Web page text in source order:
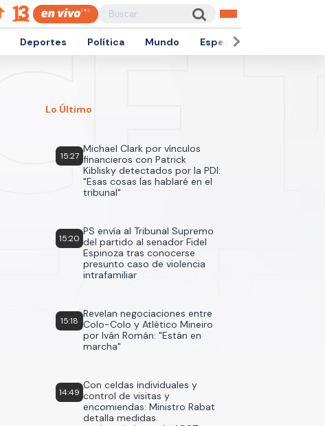
Deportes Política Mundo Espectáculos
Lo Último
15:27
Michael Clark por vínculos
financieros con Patrick
Kiblisky detectados por la PDI:
"Esas cosas las hablaré en el
tribunal"
15:20
PS envía al Tribunal Supremo
del partido al senador Fidel
Espinoza tras conocerse
presunto caso de violencia
intrafamiliar
15:18
Revelan negociaciones entre
Colo-Colo y Atlético Mineiro
por Iván Román: "Están en
marcha"
14:49
Con celdas individuales y
control de visitas y
encomiendas: Ministro Rabat
detalla medidas